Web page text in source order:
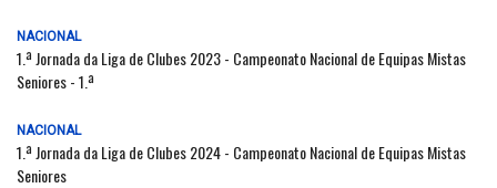
NACIONAL
1.ª Jornada da Liga de Clubes 2023 - Campeonato Nacional de Equipas Mistas
Seniores - 1.ª
NACIONAL
1.ª Jornada da Liga de Clubes 2024 - Campeonato Nacional de Equipas Mistas
Seniores